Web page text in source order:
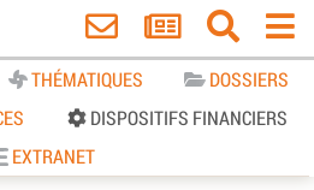
THÉMATIQUES
DOSSIERS
DISPOSITIFS FINANCIERS
EXTRANET